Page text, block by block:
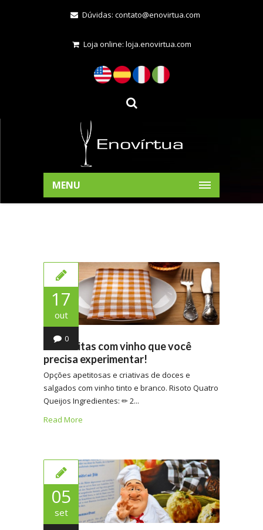
Dúvidas: contato@enovirtua.com
Loja online: loja.enovirtua.com
MENU
17
out
0
15 receitas com vinho que você
precisa experimentar!
Opções apetitosas e criativas de doces e
salgados com vinho tinto e branco. Risoto Quatro
Queijos Ingredientes: ✏ 2...
Read More
05
set